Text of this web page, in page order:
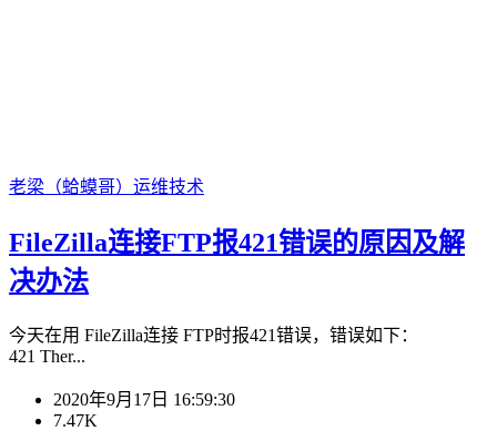
老梁（蛤蟆哥） 运维技术
FileZilla连接FTP报421错误的原因及解
决办法
今天在用 FileZilla连接 FTP时报421错误，错误如下：
421 Ther...
2020年9月17日 16:59:30
7.47K